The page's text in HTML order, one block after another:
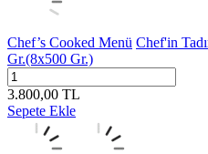
Chef’s Cooked Menü Chef'in
Gr.(8x500 Gr.)
3.800,00 TL
Sepete Ekle